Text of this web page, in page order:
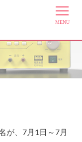
第六中学校
が、7月1日～7月